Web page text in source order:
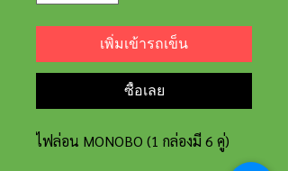
เพิ่มเข้ารถเข็น
ซื้อเลย
ไฟล่อน MONOBO (1 กล่องมี 6 คู่)